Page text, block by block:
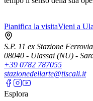
Pianifica la visitaVieni a
S.P. 11 ex Stazione
08040 - Ulassai (NU) -
+39 0782 787055
stazionedellarte@tiscali.it
Esplora